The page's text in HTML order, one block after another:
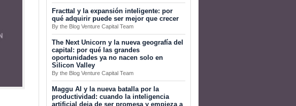
Fracttal y la expansión inteligente: por
qué adquirir puede ser mejor que crecer
By the Blog Venture Capital Team
The Next Unicorn y la nueva geografía del
capital: por qué las grandes
oportunidades ya no nacen solo en
Silicon Valley
By the Blog Venture Capital Team
Maggu AI y la nueva batalla por la
productividad: cuando la inteligencia
artificial deja de ser promesa y empieza a